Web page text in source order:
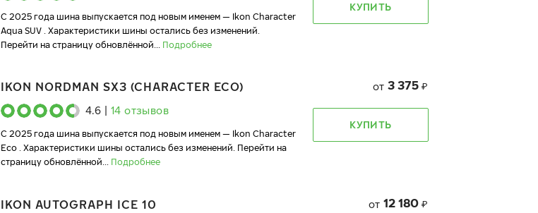
C 2025 года шина выпускается под новым именем — Ikon Character
Aqua SUV . Характеристики шины остались без изменений.
Перейти на страницу обновлённой... Подробнее
КУПИТЬ
IKON NORDMAN SX3 (CHARACTER ECO)
4.6 14 отзывов
C 2025 года шина выпускается под новым именем — Ikon Character
Eco . Характеристики шины остались без изменений. Перейти на
страницу обновлённой... Подробнее
от 3 375 ₽
КУПИТЬ
IKON AUTOGRAPH ICE 10 от 12 180 ₽